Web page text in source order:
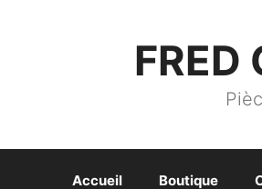
FRED
Accueil Boutique